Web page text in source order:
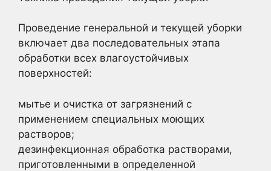
Проведение генеральной и текущей уборки
включает два последовательных этапа
обработки всех влагоустойчивых
поверхностей:
мытье и очистка от загрязнений с
применением специальных моющих
растворов;
дезинфекционная обработка растворами,
приготовленными в определенной